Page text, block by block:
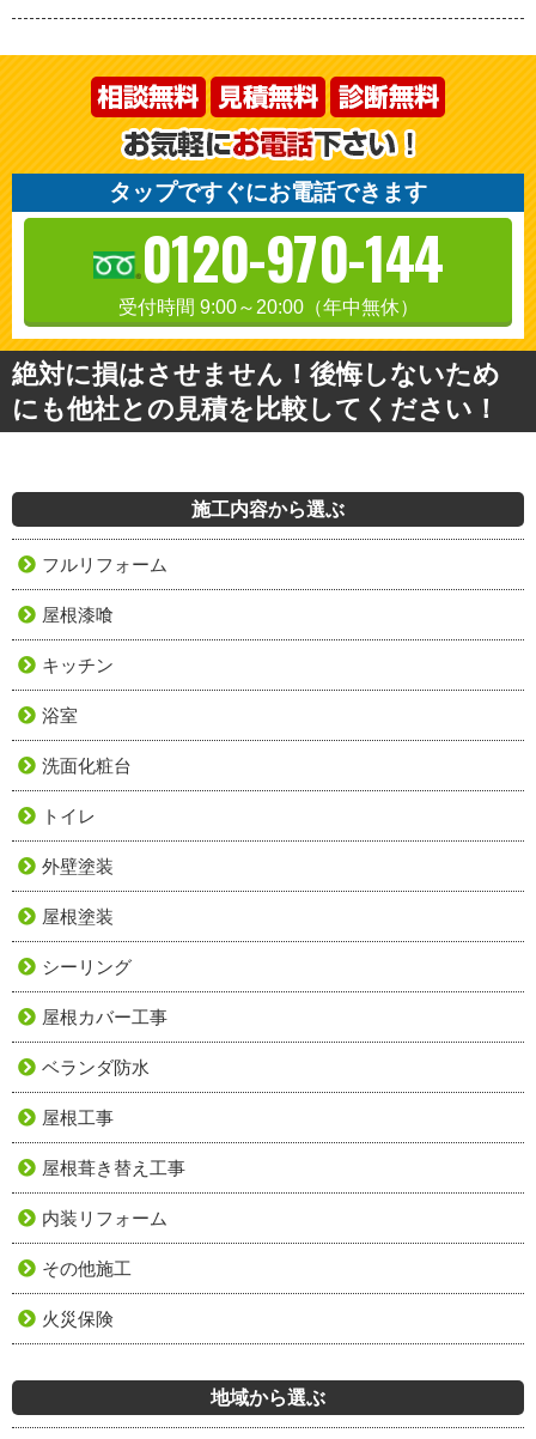
タップですぐにお電話できます
0120-970-144
受付時間 9:00～20:00（年中無休）
絶対に損はさせません！後悔しないため
にも他社との見積を比較してください！
施工内容から選ぶ
フルリフォーム
屋根漆喰
キッチン
浴室
洗面化粧台
トイレ
外壁塗装
屋根塗装
シーリング
屋根カバー工事
ベランダ防水
屋根工事
屋根葺き替え工事
内装リフォーム
その他施工
火災保険
地域から選ぶ